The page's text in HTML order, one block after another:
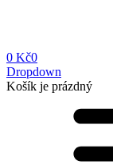
0 Kč0
Dropdown
Košík je prázdný